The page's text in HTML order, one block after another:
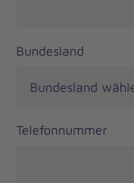
Bundesland
Telefonnummer